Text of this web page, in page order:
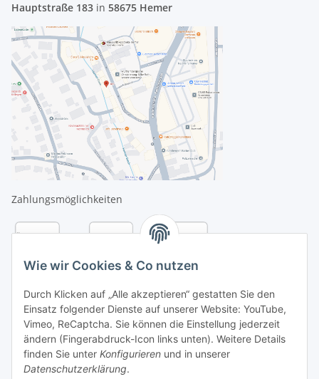
Wie wir Cookies & Co nutzen
Durch Klicken auf „Alle akzeptieren“ gestatten Sie den
Einsatz folgender Dienste auf unserer Website: YouTube,
Vimeo, ReCaptcha. Sie können die Einstellung jederzeit
ändern (Fingerabdruck-Icon links unten). Weitere Details
finden Sie unter Konfigurieren und in unserer
Datenschutzerklärung.
Hauptstraße 183 in 58675 Hemer
Zahlungsmöglichkeiten